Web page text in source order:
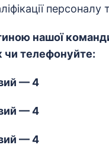
нашої
чи телефонуйте:
— 4
— 4
— 4